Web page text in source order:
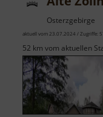
Osterzgebirge
aktuell vom 23.07.2024 / Zugriffe:
52 km vom aktuellen